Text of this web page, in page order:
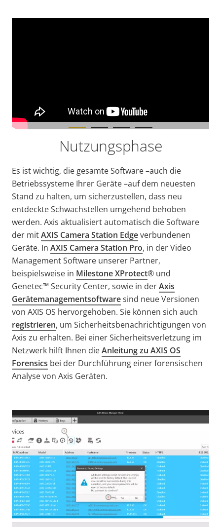
Nutzungsphase
Es ist wichtig, die gesamte Software –auch die
Betriebssysteme Ihrer Geräte –auf dem neuesten
Stand zu halten, um sicherzustellen, dass neu
entdeckte Schwachstellen umgehend behoben
werden. Axis aktualisiert automatisch die Software
der mitAXIS Camera Station Edgeverbundenen
Geräte. In AXIS Camera Station Pro, in der Video
Management Software unserer Partner,
beispielsweise in Milestone XProtect® und
Genetec™ Security Center, sowie in derAxis
Gerätemanagementsoftwaresind neue Versionen
von AXIS OS hervorgehoben. Sie können sich auch
registrieren, um Sicherheitsbenachrichtigungen von
Axis zu erhalten. Bei einer Sicherheitsverletzung im
Netzwerk hilft Ihnen dieAnleitung zu AXIS OS
Forensics bei der Durchführung einer forensischen
Analyse von Axis Geräten.